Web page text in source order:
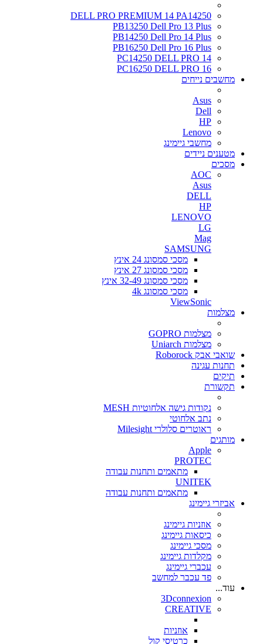
DELL PRO PREMIUM 14 PA14250
PB13250 Dell Pro 13 Plus
PB14250 Dell Pro 14 Plus
PB16250 Dell Pro 16 Plus
PC14250 DELL PRO 14
PC16250 DELL PRO 16
מחשבים נייחים
Asus
Dell
HP
Lenovo
מחשבי גיימינג
מטענים ניידים
מסכים
AOC
Asus
DELL
HP
LENOVO
LG
Mag
SAMSUNG
מסכי סמסונג 24 אינץ
מסכי סמסונג 27 אינץ
מסכי סמסונג 32-49 אינץ
מסכי סמסונג 4k
ViewSonic
מצלמות
מצלמות GOPRO
מצלמות Uniarch
שואבי אבק Roborock
תחנות עגינה
תיקים
תקשורת
נקודות גישה אלחוטיות MESH
נתב אלחוטי
ראוטרים סלולרי Milesight
מותגים
Apple
PROTEC
מתאמים ותחנות עבודה
UNITEK
מתאמים ותחנות עבודה
אביזרי גיימינג
אוזניות גיימינג
כיסאות גיימינג
מסכי גיימינג
מקלדות גיימינג
עכברי גיימינג
פד עכבר למחשב
עוד...
3Dconnexion
CREATIVE
אוזניות
כרטיסי קול